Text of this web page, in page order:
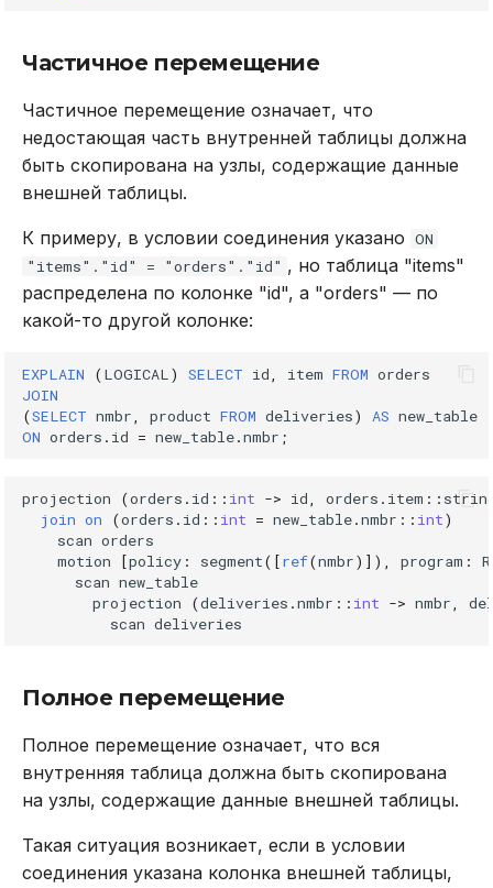
Частичное перемещение
Частичное перемещение означает, что
недостающая часть внутренней таблицы должна
быть скопирована на узлы, содержащие данные
внешней таблицы.
К примеру, в условии соединения указано ON
"items"."id" = "orders"."id" , но таблица "items"
распределена по колонке "id", а "orders" — по
какой-то другой колонке:
EXPLAIN (LOGICAL) SELECT id, item FROM orders
JOIN
(SELECT nmbr, product FROM deliveries) AS new_table
ON orders . id = new_table.nmbr ;
projection (orders . id :: int -> id, orders . item ::
join on (orders . id :: int = new_table.nmbr :: int)
scan orders
motion
[policy : segment([ref(nmbr)]), program :
scan new_table
projection
(deliveries .nmbr :: int -> nmbr,
scan deliveries
Полное перемещение
Полное перемещение означает, что вся
внутренняя таблица должна быть скопирована
на узлы, содержащие данные внешней таблицы.
Такая ситуация возникает, если в условии
соединения указана колонка внешней таблицы,